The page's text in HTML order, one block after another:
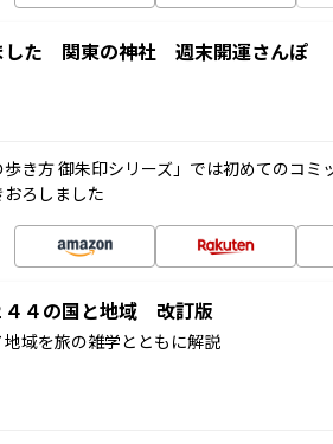
した 関東の神社 週末開運さんぽ
き方 御朱印シリーズ」では初めてのコミ
ろしました
４の国と地域 改訂版
地域を旅の雑学とともに解説